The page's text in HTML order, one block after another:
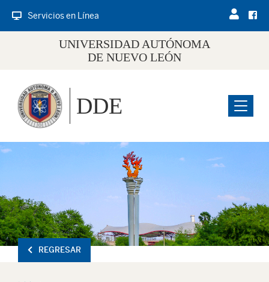
Servicios en Línea
UNIVERSIDAD AUTÓNOMA
DE NUEVO LEÓN
Menu
DDE
REGRESAR